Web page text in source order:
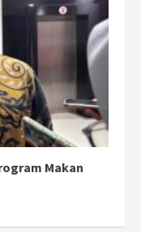
Makan